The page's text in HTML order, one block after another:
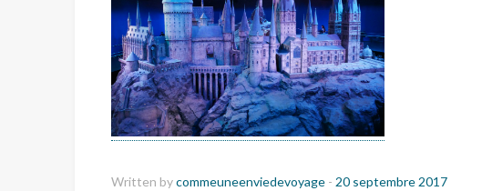
Written bycommeuneenviedevoyage - 20 septembre 2017